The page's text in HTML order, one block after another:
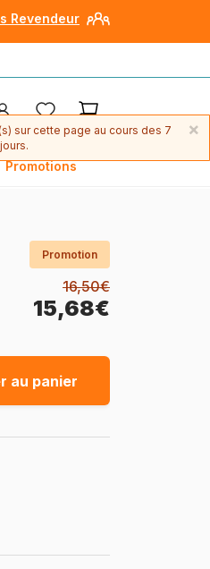
Revendeur
Promotions
Promotion
16,50€
15,68€
au panier
×
sur cette page au cours des 7